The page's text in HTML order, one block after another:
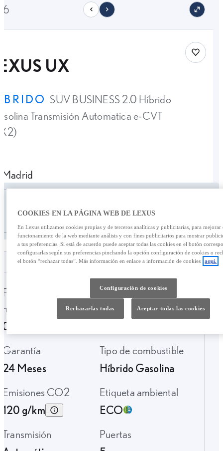
UX
SUV BUSINESS 2.0 Híbrido
Transmisión Automatica e-CVT
Save car
Madrid
28.990,00 €
Fecha de
matriculación
07-2022
Kilometraje
52.000 Km.
Garantía
24 Meses
Tipo de combustible
Híbrido Gasolina
Emisiones CO2
120 g/km
Etiqueta ambiental
ECO
Transmisión
Puertas
COOKIES EN LA PÁGINA WEB DE LEXUS
En Lexus utilizamos cookies propias y de terceros analíticas y publicitarias, para mejorar
funcionamiento de la web mediante análisis y con fines publicitarios para mostrar
a tus preferencias. Si está de acuerdo puede aceptar todas las cookies en el botón
configurarlas según sus preferencias pinchando la opción configuración de cookies o
el botón “rechazar todas”. Más información en enlace a información de cookies
aquí.
Configuración de cookies
Rechazarlas todas Aceptar todas las cookies